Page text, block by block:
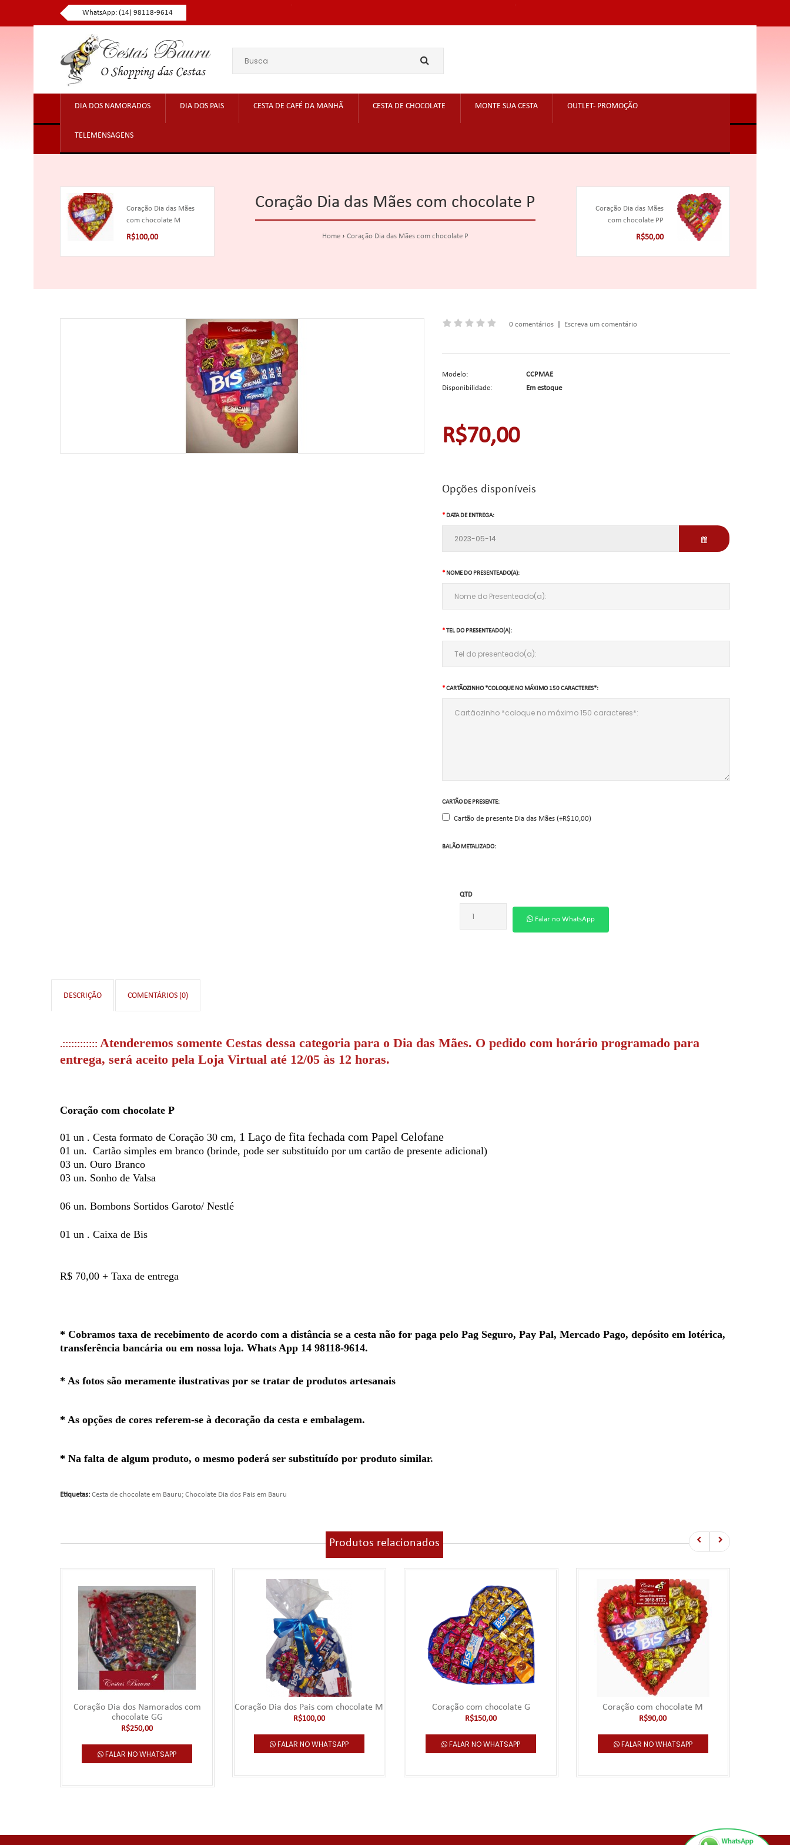
WhatsApp: (14) 98118-9614
DIA DOS NAMORADOS DIA DOS PAIS CESTA DE CAFÉ DA MANHÃ CESTA DE CHOCOLATE MONTE SUA CESTA OUTLET- PROMOÇÃO
TELEMENSAGENS
Coração Dia das Mães
com chocolate M
R$100,00
Coração Dia das Mães com chocolate P
Home Coração Dia das Mães com chocolate P
Coração Dia das Mães
com chocolate PP
R$50,00
0 comentários Escreva um comentário
Modelo:
CCPMAE
Disponibilidade:
Em estoque
R$70,00
Opções disponíveis
DATA DE ENTREGA:
NOME DO PRESENTEADO(A):
TEL DO PRESENTEADO(A):
CARTÃOZINHO *COLOQUE NO MÁXIMO 150 CARACTERES*:
CARTÃO DE PRESENTE:
Cartão de presente Dia das Mães (+R$10,00)
BALÃO METALIZADO:
QTD
Falar no WhatsApp
DESCRIÇÃO COMENTÁRIOS (0)
.:::::::::::: Atenderemos somente Cestas dessa categoria para o Dia das Mães. O pedido com horário programado para
entrega, será aceito pela Loja Virtual até 12/05 às 12 horas.
Coração com chocolate P
01 un . Cesta formato de Coração 30 cm, 1 Laço de fita fechada com Papel Celofane
01 un. Cartão simples em branco (brinde, pode ser substituído por um cartão de presente adicional)
03 un. Ouro Branco
03 un. Sonho de Valsa
06 un. Bombons Sortidos Garoto/ Nestlé
01 un . Caixa de Bis
R$ 70,00 + Taxa de entrega
* Cobramos taxa de recebimento de acordo com a distância se a cesta não for paga pelo Pag Seguro, Pay Pal, Mercado Pago, depósito em lotérica,
transferência bancária ou em nossa loja. Whats App 14 98118-9614.
* As fotos são meramente ilustrativas por se tratar de produtos artesanais
* As opções de cores referem-se à decoração da cesta e embalagem.
* Na falta de algum produto, o mesmo poderá ser substituído por produto similar.
Etiquetas: Cesta de chocolate em Bauru; Chocolate Dia dos Pais em Bauru
Produtos relacionados
Coração Dia dos Namorados com
chocolate GG
R$250,00
FALAR NO WHATSAPP
Coração Dia dos Pais com chocolate M
R$100,00
FALAR NO WHATSAPP
Coração com chocolate G
R$150,00
FALAR NO WHATSAPP
Coração com chocolate M
R$90,00
FALAR NO WHATSAPP